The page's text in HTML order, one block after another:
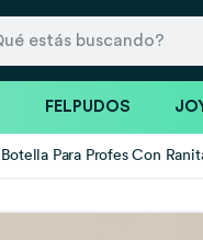
FELPUDOS
Botella Para Profes Con